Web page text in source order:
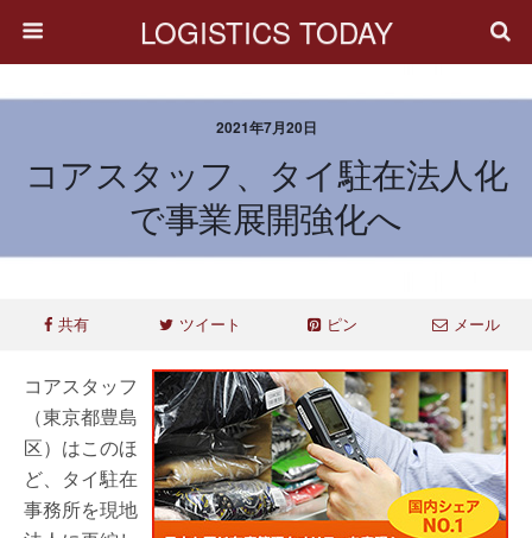
LOGISTICS TODAY
2021年7月20日
コアスタッフ、タイ駐在法人化
で事業展開強化へ
共有 ツイート ピン メール
コアスタッフ
（東京都豊島
区）はこのほ
ど、タイ駐在
事務所を現地